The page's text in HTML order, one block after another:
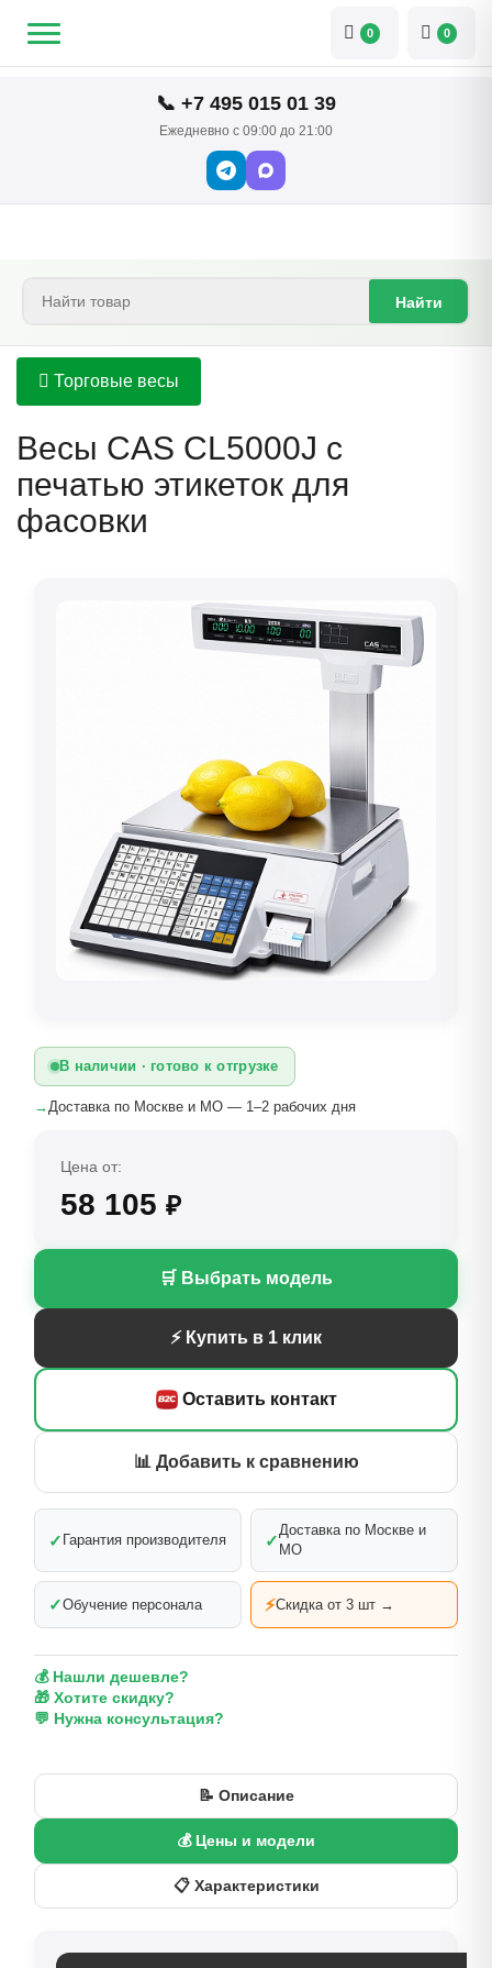
📞 +7 495 015 01 39
Ежедневно с 09:00 до 21:00
0 0
Найти
Торговые весы
Весы CAS CL5000J с
печатью этикеток для
фасовки
В наличии · готово к отгрузке
→Доставка по Москве и МО — 1–2 рабочих дня
Цена от:
58 105 ₽
🛒 Выбрать модель
⚡ Купить в 1 клик
Оставить контакт
📊 Добавить к сравнению
✓ Гарантия производителя ✓
Доставка по Москве и
МО
✓Обучение персонала ⚡Скидка от 3 шт →
💰 Нашли дешевле?
🎁 Хотите скидку?
💬 Нужна консультация?
📝 Описание
💰 Цены и модели
📋 Характеристики